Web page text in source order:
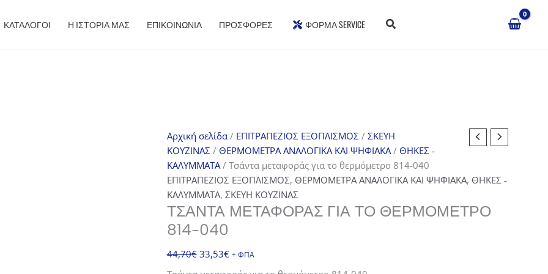
ΚΑΤΑΛΟΓΟΙ Η ΙΣΤΟΡΙΑ ΜΑΣ ΕΠΙΚΟΙΝΩΝΙΑ ΠΡΟΣΦΟΡΈΣ ΦΌΡΜΑ SERVICE
Αρχική σελίδα/ ΕΠΙΤΡΑΠΕΖΙΟΣ ΕΞΟΠΛΙΣΜΟΣ/ ΣΚΕΥΗ
ΚΟΥΖΙΝΑΣ/ ΘΕΡΜΟΜΕΤΡΑ ΑΝΑΛΟΓΙΚΑ ΚΑΙ ΨΗΦΙΑΚΑ/ ΘΗΚΕΣ -
ΚΑΛΥΜΜΑΤΑ/ Τσάντα μεταφοράς για το θερμόμετρο 814-040
ΕΠΙΤΡΑΠΕΖΙΟΣ ΕΞΟΠΛΙΣΜΟΣ, ΘΕΡΜΟΜΕΤΡΑ ΑΝΑΛΟΓΙΚΑ ΚΑΙ ΨΗΦΙΑΚΑ, ΘΗΚΕΣ -
ΚΑΛΥΜΜΑΤΑ, ΣΚΕΥΗ ΚΟΥΖΙΝΑΣ
ΤΣΆΝΤΑ ΜΕΤΑΦΟΡΆΣ ΓΙΑ ΤΟ ΘΕΡΜΌΜΕΤΡΟ
814-040
44,70€ Original
33,53€Η
τρέχουσα
+ ΦΠΑ